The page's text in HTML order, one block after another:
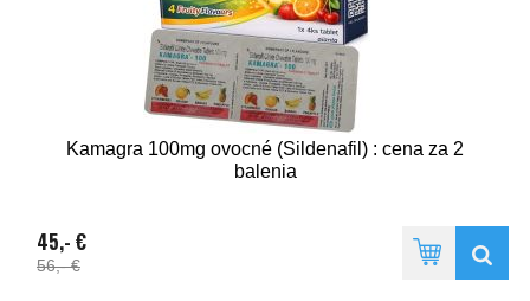
Kamagra 100mg ovocné (Sildenafil) : cena za 2
balenia
45,- €
56,- €